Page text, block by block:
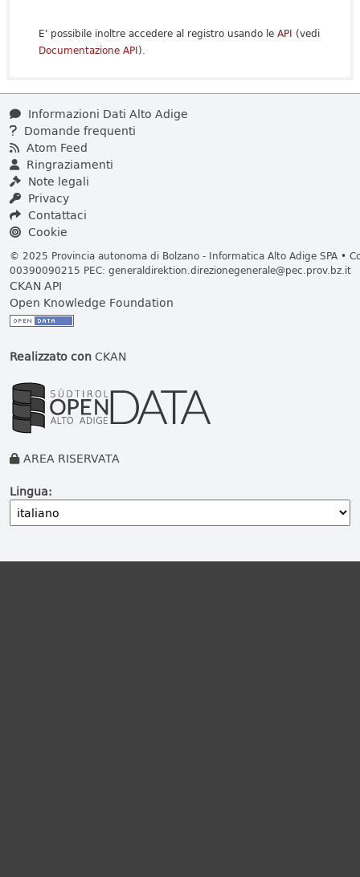
E' possibile inoltre accedere al registro usando le API (vedi
Documentazione API).
Informazioni Dati Alto Adige
Domande frequenti
Atom Feed
Ringraziamenti
Note legali
Privacy
Contattaci
Cookie
© 2025 Provincia autonoma di Bolzano - Informatica Alto Adige SPA •
00390090215 PEC: generaldirektion.direzionegenerale@pec.prov.bz.it
CKAN API
Open Knowledge Foundation
Realizzato conCKAN
AREA RISERVATA
Lingua